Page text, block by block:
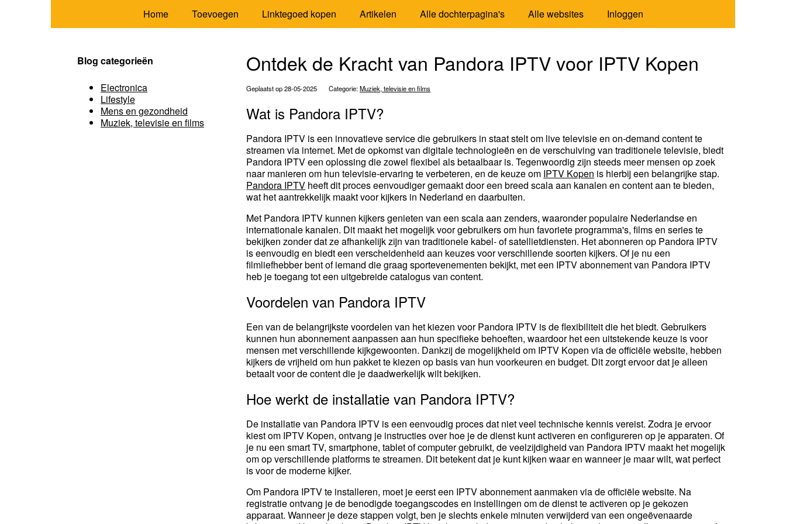
Home Toevoegen Linktegoed kopen Artikelen Alle dochterpagina's Alle websites Inloggen
Ontdek de Kracht van Pandora IPTV voor IPTV Kopen
Geplaatst op 28-05-2025 Categorie:Muziek, televisie en films
Wat is Pandora IPTV?
Pandora IPTV is een innovatieve service die gebruikers in staat stelt om live televisie en on-demand content te
streamen via internet. Met de opkomst van digitale technologieën en de verschuiving van traditionele televisie, biedt
Pandora IPTV een oplossing die zowel flexibel als betaalbaar is. Tegenwoordig zijn steeds meer mensen op zoek
naar manieren om hun televisie-ervaring te verbeteren, en de keuze om IPTV Kopen is hierbij een belangrijke stap.
Pandora IPTV heeft dit proces eenvoudiger gemaakt door een breed scala aan kanalen en content aan te bieden,
wat het aantrekkelijk maakt voor kijkers in Nederland en daarbuiten.
Met Pandora IPTV kunnen kijkers genieten van een scala aan zenders, waaronder populaire Nederlandse en
internationale kanalen. Dit maakt het mogelijk voor gebruikers om hun favoriete programma's, films en series te
bekijken zonder dat ze afhankelijk zijn van traditionele kabel- of satellietdiensten. Het abonneren op Pandora IPTV
is eenvoudig en biedt een verscheidenheid aan keuzes voor verschillende soorten kijkers. Of je nu een
filmliefhebber bent of iemand die graag sportevenementen bekijkt, met een IPTV abonnement van Pandora IPTV
heb je toegang tot een uitgebreide catalogus van content.
Voordelen van Pandora IPTV
Een van de belangrijkste voordelen van het kiezen voor Pandora IPTV is de flexibiliteit die het biedt. Gebruikers
kunnen hun abonnement aanpassen aan hun specifieke behoeften, waardoor het een uitstekende keuze is voor
mensen met verschillende kijkgewoonten. Dankzij de mogelijkheid om IPTV Kopen via de officiële website, hebben
kijkers de vrijheid om hun pakket te kiezen op basis van hun voorkeuren en budget. Dit zorgt ervoor dat je alleen
betaalt voor de content die je daadwerkelijk wilt bekijken.
Hoe werkt de installatie van Pandora IPTV?
De installatie van Pandora IPTV is een eenvoudig proces dat niet veel technische kennis vereist. Zodra je ervoor
kiest om IPTV Kopen, ontvang je instructies over hoe je de dienst kunt activeren en configureren op je apparaten. Of
je nu een smart TV, smartphone, tablet of computer gebruikt, de veelzijdigheid van Pandora IPTV maakt het mogelijk
om op verschillende platforms te streamen. Dit betekent dat je kunt kijken waar en wanneer je maar wilt, wat perfect
is voor de moderne kijker.
Om Pandora IPTV te installeren, moet je eerst een IPTV abonnement aanmaken via de officiële website. Na
registratie ontvang je de benodigde toegangscodes en instellingen om de dienst te activeren op je gekozen
apparaat. Wanneer je deze stappen volgt, ben je slechts enkele minuten verwijderd van een ongeëvenaarde
Blog categorieën
Electronica
Lifestyle
Mens en gezondheid
Muziek, televisie en films